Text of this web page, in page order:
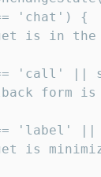
'chat') {
is in the
'call' ||
form is
'label'
is